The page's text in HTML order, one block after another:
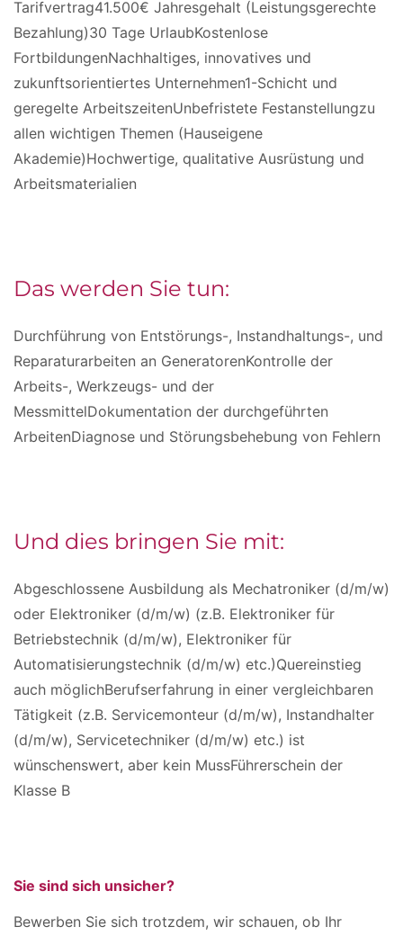
Tarifvertrag41.500€ Jahresgehalt (Leistungsgerechte
Bezahlung)30 Tage UrlaubKostenlose
FortbildungenNachhaltiges, innovatives und
zukunftsorientiertes Unternehmen1-Schicht und
geregelte ArbeitszeitenUnbefristete Festanstellungzu
allen wichtigen Themen (Hauseigene
Akademie)Hochwertige, qualitative Ausrüstung und
Arbeitsmaterialien
Das werden Sie tun:
Durchführung von Entstörungs-, Instandhaltungs-, und
Reparaturarbeiten an GeneratorenKontrolle der
Arbeits-, Werkzeugs- und der
MessmittelDokumentation der durchgeführten
ArbeitenDiagnose und Störungsbehebung von Fehlern
Und dies bringen Sie mit:
Abgeschlossene Ausbildung als Mechatroniker (d/m/w)
oder Elektroniker (d/m/w) (z.B. Elektroniker für
Betriebstechnik (d/m/w), Elektroniker für
Automatisierungstechnik (d/m/w) etc.)Quereinstieg
auch möglichBerufserfahrung in einer vergleichbaren
Tätigkeit (z.B. Servicemonteur (d/m/w), Instandhalter
(d/m/w), Servicetechniker (d/m/w) etc.) ist
wünschenswert, aber kein MussFührerschein der
Klasse B
Sie sind sich unsicher?
Bewerben Sie sich trotzdem, wir schauen, ob Ihr